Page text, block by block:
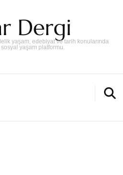
Dergi
yaşam, edebiyat ve tarih konularında
yaşam platformu.